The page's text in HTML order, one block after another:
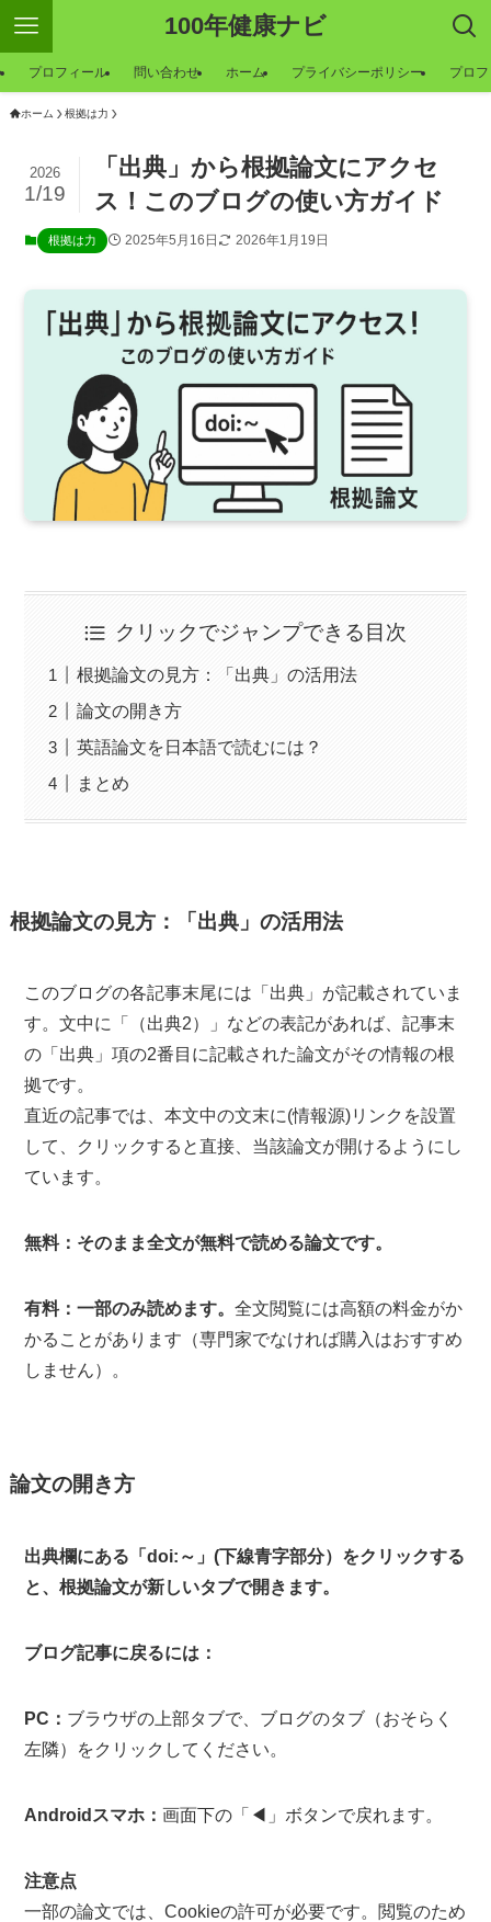
100年健康ナビ
プロフィール 問い合わせ ホーム プライバシーポリシー プロ
ホーム 根拠は力
「出典」から根拠論文にアクセ
ス！このブログの使い方ガイド
2026
1/19
根拠は力 2025年5月16日 2026年1月19日
クリックでジャンプできる目次
根拠論文の見方：「出典」の活用法
論文の開き方
英語論文を日本語で読むには？
まとめ
根拠論文の見方：「出典」の活用法
このブログの各記事末尾には「出典」が記載されていま
す。文中に「（出典2）」などの表記があれば、記事末
の「出典」項の2番目に記載された論文がその情報の根
拠です。
直近の記事では、本文中の文末に(情報源)リンクを設置
して、クリックすると直接、当該論文が開けるようにし
ています。
無料：そのまま全文が無料で読める論文です。
有料：一部のみ読めます。全文閲覧には高額の料金がか
かることがあります（専門家でなければ購入はおすすめ
しません）。
論文の開き方
出典欄にある「doi:～」(下線青字部分）をクリックする
と、根拠論文が新しいタブで開きます。
ブログ記事に戻るには：
PC： ブラウザの上部タブで、ブログのタブ（おそらく
左隣）をクリックしてください。
Androidスマホ：画面下の「◀」ボタンで戻れます。
注意点
一部の論文では、Cookieの許可が必要です。閲覧のため